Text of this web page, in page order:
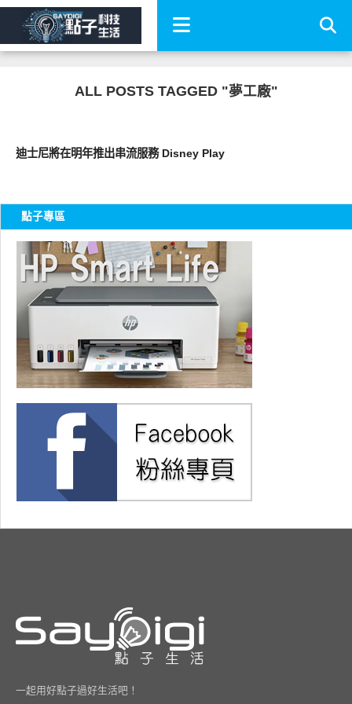
ALL POSTS TAGGED "夢工廠"
迪士尼將在明年推出串流服務 Disney Play
點子專區
一起用好點子過好生活吧！